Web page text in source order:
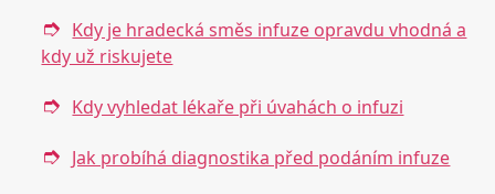
Kdy je hradecká směs infuze opravdu vhodná a
kdy už riskujete
Kdy vyhledat lékaře při úvahách o infuzi
Jak probíhá diagnostika před podáním infuze